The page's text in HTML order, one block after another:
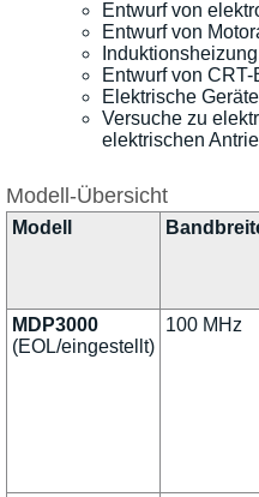
Entwurf von
Entwurf von
Entwurf von
Elektrische
Versuche zu
elektrischen
Modell-Übersicht
Modell
MDP3000
(EOL/eingestellt)
100 MHz